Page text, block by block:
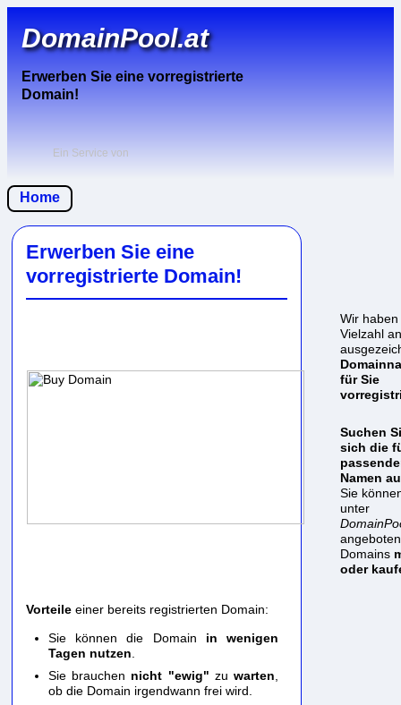
DomainPool.at
Erwerben Sie eine vorregistrierte
Domain!
Ein Service von
Home
Erwerben Sie eine
vorregistrierte Domain!
Wir
Vielzahl an
für Sie
Suchen
sich die
Namen
Sie
unter
Domains
oder
Vorteile einer bereits registrierten Domain:
Sie können die Domain in wenigen
Tagen nutzen
Sie brauchen nicht "ewig" zuwarten
ob die Domain irgendwann frei wird.